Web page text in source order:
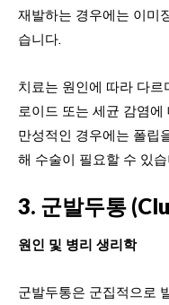
재발하는 경우에는 이미
습니다.
치료는 원인에 따라 다르
로이드 또는 세균 감염
만성적인 경우에는 폴립
해 수술이 필요할 수 있
3. 군발두통
원인 및 병리 생리학
군발두통은 군집적으로